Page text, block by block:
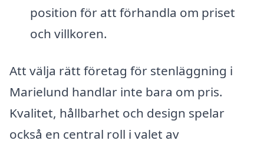
position för att förhandla om priset
och villkoren.
Att välja rätt företag för stenläggning i
Marielund handlar inte bara om pris.
Kvalitet, hållbarhet och design spelar
också en central roll i valet av